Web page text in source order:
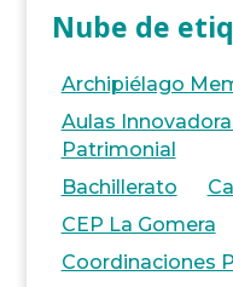
Nube de
Archipiélago
Aulas
Patrimonial
Bachillerato
CEP La Gomera
Coordinaciones